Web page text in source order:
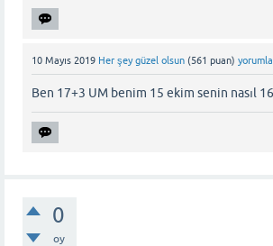
10 Mayıs 2019 Her şey güzel olsun (561 puan)
Ben 17+3 UM benim 15 ekim senin nasıl
0
oy